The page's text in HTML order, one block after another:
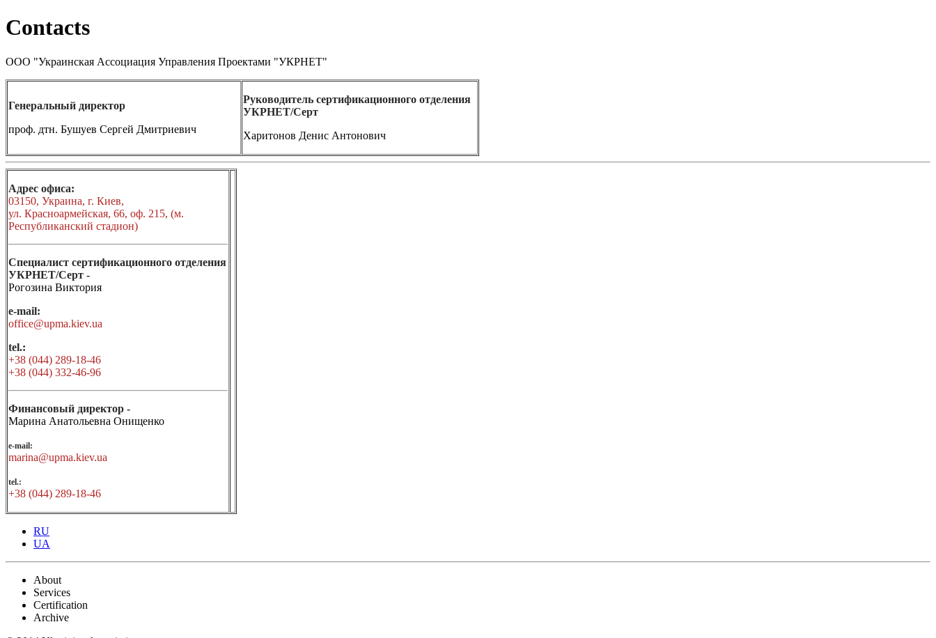
Contacts
ООО "Украинская Ассоциация Управления Проектами "УКРНЕТ"
Генеральный директор
проф. дтн. Бушуев Сергей Дмитриевич
Руководитель сертификационного отделения
УКРНЕТ/Серт
Харитонов Денис Антонович
Адрес офиса:
03150, Украина, г. Киев,
ул. Красноармейская, 66, оф. 215, (м.
Республиканский стадион)
Специалист сертификационного отделения
УКРНЕТ/Серт -
Рогозина Виктория
e-mail:
office@upma.kiev.ua
tel.:
+38 (044) 289-18-46
+38 (044) 332-46-96
Финансовый директор -
Марина Анатольевна Онищенко
e-mail:
marina@upma.kiev.ua
tel.:
+38 (044) 289-18-46
RU
UA
About
Services
Certification
Archive